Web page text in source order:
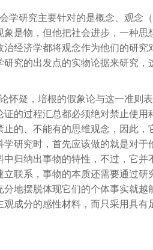
学研究主要针对的是概念、观念
是物，但他把社会进步，一种思
经济学都将观念作为他们的研究
究的出发点的实物论据来研究，
怀疑，培根的假象论与这一准则
的过程汇总都必须绝对禁止使用
的、不能有的思维观念，因此，
研究时，首先应该做的就是对于
归纳出事物的特性，不过，它并
联系，事物的本质还需要通过研
地摆脱体现它们的个体事实就越
成分的感性材料，而只采用具有